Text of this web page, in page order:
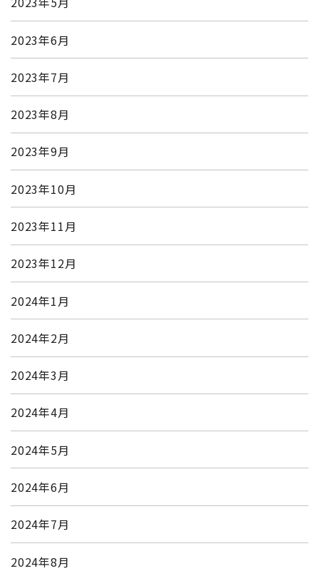
2023年6月
2023年7月
2023年8月
2023年9月
2023年10月
2023年11月
2023年12月
2024年1月
2024年2月
2024年3月
2024年4月
2024年5月
2024年6月
2024年7月
2024年8月